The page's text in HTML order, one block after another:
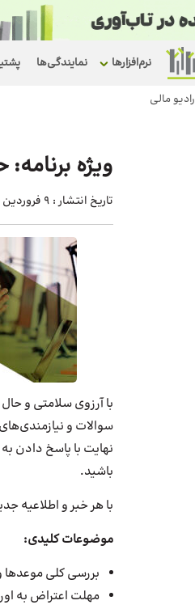
نرم‌افزارها نمایندگی‌ها
رادیو مالی
ویژه
تاریخ انتشار : 9 فروردین 1405
با آرزوی سلامتی و
سوالات و
نهایت با پاسخ دادن
باشید.
با هر خبر و اطلاعیه
موضوعات کلیدی:
بررسی کلی موعدها
مهلت اعتراض به